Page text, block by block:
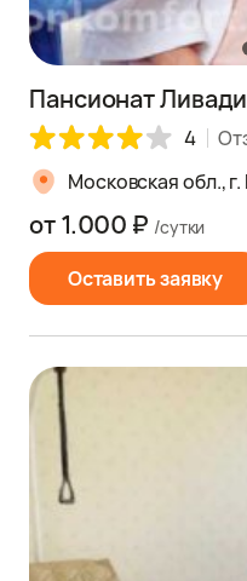
Пансионат
4
Московская обл.,
Оставить заявку
от 1.000 ₽ /сутки